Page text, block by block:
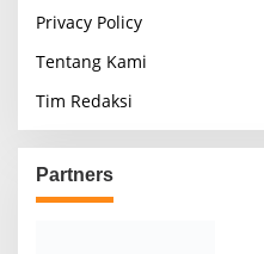
Privacy Policy
Tentang Kami
Tim Redaksi
Partners